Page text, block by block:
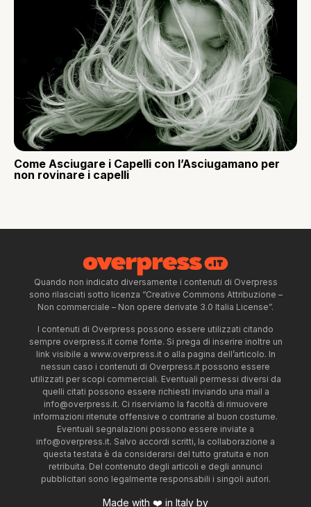
Come Asciugare i Capelli con l’Asciugamano per
non rovinare i capelli
Quando non indicato diversamente i contenuti di Overpress
sono rilasciati sotto licenza “Creative Commons Attribuzione –
Non commerciale – Non opere derivate 3.0 Italia License”.
I contenuti di Overpress possono essere utilizzati citando
sempre overpress.it come fonte. Si prega di inserire inoltre un
link visibile a www.overpress.it o alla pagina dell’articolo. In
nessun caso i contenuti di Overpress.it possono essere
utilizzati per scopi commerciali. Eventuali permessi diversi da
quelli citati possono essere richiesti inviando una mail a
info@overpress.it. Ci riserviamo la facoltà di rimuovere
informazioni ritenute offensive o contrarie al buon costume.
Eventuali segnalazioni possono essere inviate a
info@overpress.it. Salvo accordi scritti, la collaborazione a
questa testata è da considerarsi del tutto gratuita e non
retribuita. Del contenuto degli articoli e degli annunci
pubblicitari sono legalmente responsabili i singoli autori.
Made with ❤️ in Italy by